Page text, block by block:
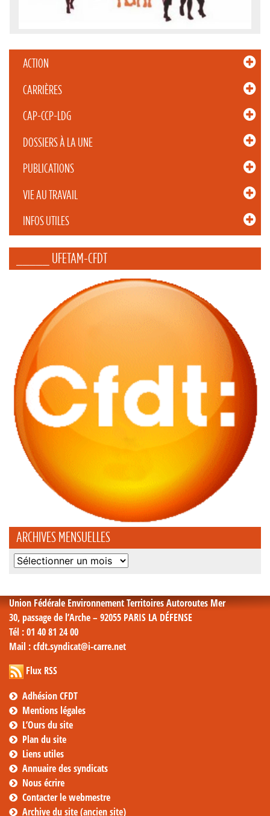
ACTION
CARRIÈRES
CAP-CCP-LDG
DOSSIERS À LA UNE
PUBLICATIONS
VIE AU TRAVAIL
INFOS UTILES
_____ UFETAM-CFDT
ARCHIVES MENSUELLES
Archives
Union Fédérale Environnement Territoires Autoroutes Mer
30, passage de l’Arche – 92055 PARIS LA DÉFENSE
Tél : 01 40 81 24 00
Mail : cfdt.syndicat@i-carre.net
Flux RSS
Adhésion CFDT
Mentions légales
L’Ours du site
Plan du site
Liens utiles
Annuaire des syndicats
Nous écrire
Contacter le webmestre
Archive du site (ancien site)